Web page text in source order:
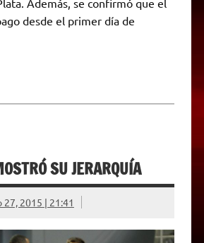
n
d
l
Además, se confirmó que el
desde el primer día de
SU JERARQUÍA
2015 | 21:41